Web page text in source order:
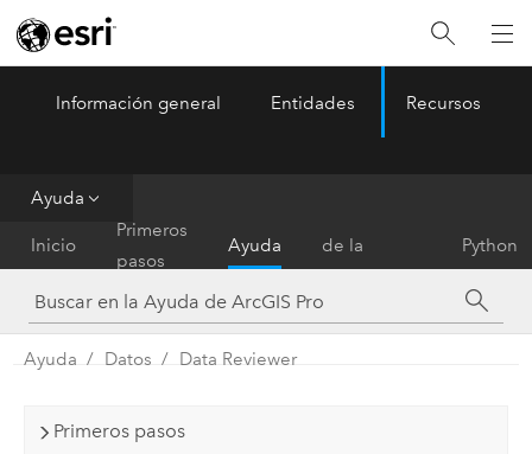
ArcGIS Pro Menu
Información general Entidades Recursos
Ayuda
Inicio
Primeros
pasos
Ayuda
de la
herramienta
Python
Ayuda Datos Data Reviewer
Primeros pasos